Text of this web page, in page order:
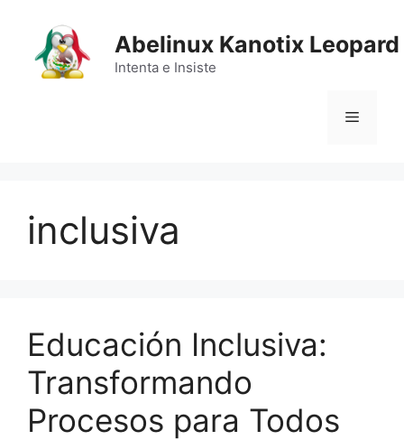
contenido
Abelinux Kanotix Leopard
Intenta e Insiste
Menú
inclusiva
Educación Inclusiva:
Transformando
Procesos para Todos